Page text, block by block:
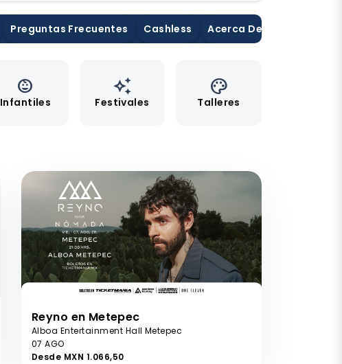
Preguntas Frecuentes Cashless Acerca De Nosotros
child_care
Infantiles
auto_awesome
Festivales
palette
Talleres
Reyno en Metepec
Alboa Entertainment Hall Metepec
07 AGO
Desde MXN 1.066,50